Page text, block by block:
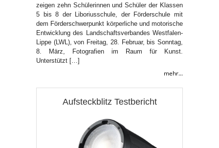
zeigen zehn Schülerinnen und Schüler der Klassen
5 bis 8 der Liboriusschule, der Förderschule mit
dem Förderschwerpunkt körperliche und motorische
Entwicklung des Landschaftsverbandes Westfalen-
Lippe (LWL), von Freitag, 28. Februar, bis Sonntag,
8. März, Fotografien im Raum für Kunst.
Unterstützt […]
mehr...
Aufsteckblitz Testbericht